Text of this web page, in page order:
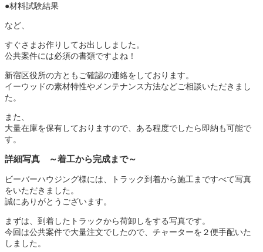
●材料試験結果
など、
すぐさまお作りしてお出ししました。
公共案件には必須の書類ですよね！
新宿区役所の方ともご確認の連絡をしております。
イーウッドの素材特性やメンテナンス方法などご相談いただきまし
た。
また、
大量在庫を保有しておりますので、ある程度でしたら即納も可能で
す。
詳細写真 ～着工から完成まで～
ビーバーハウジング様には、トラック到着から施工まですべて写真
をいただきました。
誠にありがとうございます。
まずは、到着したトラックから荷卸しをする写真です。
今回は公共案件で大量注文でしたので、チャーターを２便手配いた
しました。